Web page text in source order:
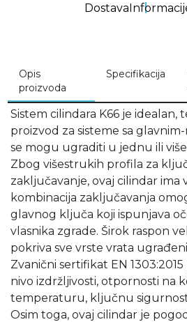
Dostava
Opis
proizvoda
Specifikacija
Sistem cilindara K66 je idealan,
proizvod za sisteme sa
se mogu ugraditi u jednu ili
Zbog višestrukih profila za
zaključavanje, ovaj cilindar ima
kombinacija zaključavanja
glavnog ključa koji ispunjava
vlasnika zgrade. Širok raspon
pokriva sve vrste vrata
Zvanični sertifikat EN
nivo izdržljivosti, otpornosti na
temperaturu, ključnu
Osim toga, ovaj cilindar je